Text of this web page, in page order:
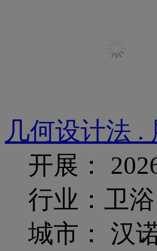
几何设计法 .
开展：
行业：卫
城市： 汉